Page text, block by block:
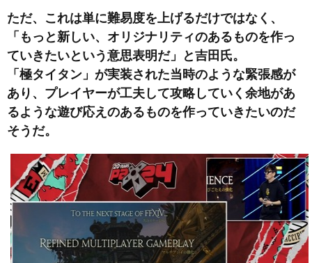
ただ、これは単に難易度を上げるだけではなく、
「もっと新しい、オリジナリティのあるものを作っ
ていきたいという意思表明だ」と吉田氏。
「極タイタン」が実装された当時のような緊張感が
あり、プレイヤーが工夫して攻略していく余地があ
るような遊び応えのあるものを作っていきたいのだ
そうだ。